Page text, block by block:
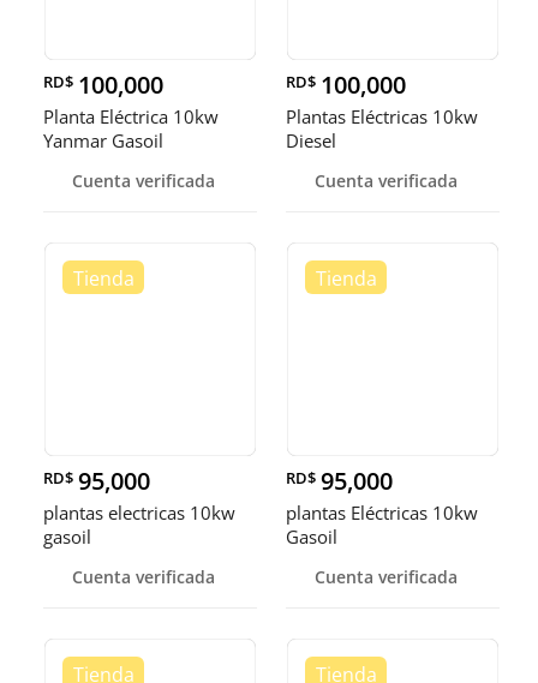
RD$ 100,000
Planta Eléctrica 10kw
Yanmar Gasoil
Cuenta verificada
RD$ 100,000
Plantas Eléctricas 10kw
Diesel
Cuenta verificada
RD$ 95,000
plantas electricas 10kw
gasoil
Cuenta verificada
RD$ 95,000
plantas Eléctricas 10kw
Gasoil
Cuenta verificada